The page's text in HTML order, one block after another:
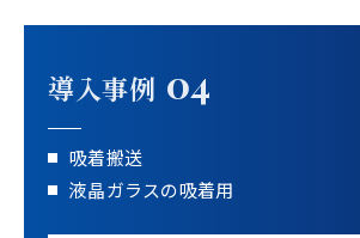
導入事例 04
吸着搬送
液晶ガラスの吸着用